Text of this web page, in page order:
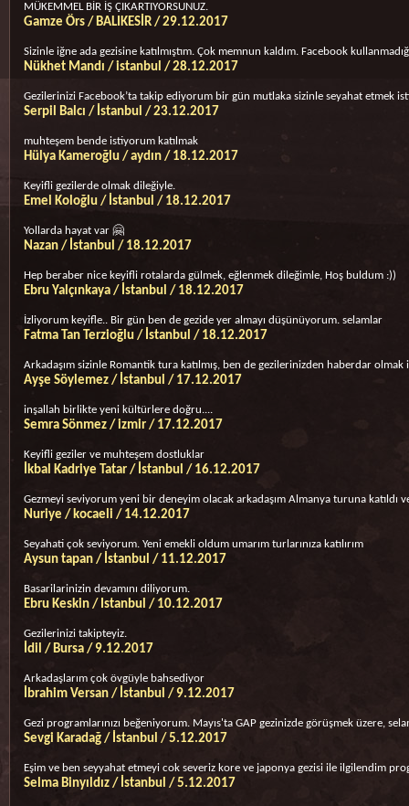
MÜKEMMEL BİR İŞ ÇIKARTIYORSUNUZ.
Gamze Örs / BALIKESİR / 29.12.2017
Sizinle iğne ada gezisine katılmıştım. Çok memnun kaldım. Facebook
Nükhet Mandı / istanbul / 28.12.2017
Gezilerinizi Facebook’ta takip ediyorum bir gün mutlaka sizinle seyahat etmek
Serpil Balcı / İstanbul / 23.12.2017
muhteşem bende istiyorum katılmak
Hülya Kameroğlu / aydın / 18.12.2017
Keyifli gezilerde olmak dileğiyle.
Emel Koloğlu / İstanbul / 18.12.2017
Yollarda hayat var 🤗
Nazan / İstanbul / 18.12.2017
Hep beraber nice keyifli rotalarda gülmek, eğlenmek dileğimle, Hoş buldum :))
Ebru Yalçınkaya / İstanbul / 18.12.2017
İzliyorum keyifle.. Bir gün ben de gezide yer almayı düşünüyorum. selamlar
Fatma Tan Terzioğlu / İstanbul / 18.12.2017
Arkadaşım sizinle Romantik tura katılmış, ben de gezilerinizden haberdar
Ayşe Söylemez / İstanbul / 17.12.2017
inşallah birlikte yeni kültürlere doğru....
Semra Sönmez / izmir / 17.12.2017
Keyifli geziler ve muhteşem dostluklar
İkbal Kadriye Tatar / İstanbul / 16.12.2017
Gezmeyi seviyorum yeni bir deneyim olacak arkadaşım Almanya turuna katıldı
Nuriye / kocaeli / 14.12.2017
Seyahati çok seviyorum. Yeni emekli oldum umarım turlarınıza katılırım
Aysun tapan / İstanbul / 11.12.2017
Basarilarinizin devamını diliyorum.
Ebru Keskin / Istanbul / 10.12.2017
Gezilerinizi takipteyiz.
İdil / Bursa / 9.12.2017
Arkadaşlarım çok övgüyle bahsediyor
İbrahim Versan / İstanbul / 9.12.2017
Gezi programlarınızı beğeniyorum. Mayıs'ta GAP gezinizde görüşmek üzere,
Sevgi Karadağ / İstanbul / 5.12.2017
Eşim ve ben seyyahat etmeyi cok severiz kore ve japonya gezisi ile ilgilendim
Selma Binyıldız / İstanbul / 5.12.2017